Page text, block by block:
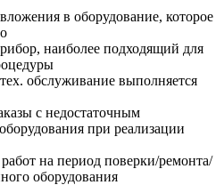
в оборудование, которое
наиболее подходящий для
обслуживание выполняется
с недостаточным
при реализации
на период поверки/ремонта/
оборудования